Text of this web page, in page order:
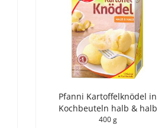
Pfanni Kartoffelknödel in
Kochbeuteln halb & halb
400 g